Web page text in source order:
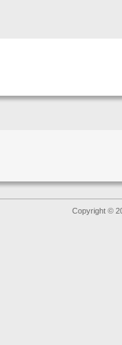
Copyright ©